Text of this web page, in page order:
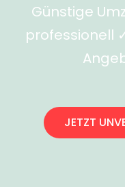
Günstige
professionell
JETZT